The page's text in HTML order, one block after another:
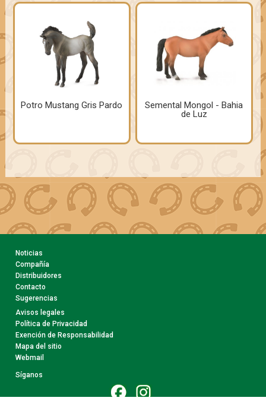
Potro Mustang Gris Pardo
Semental Mongol - Bahia
de Luz
Noticias
Compañía
Distribuidores
Contacto
Sugerencias
Avisos legales
Política de Privacidad
Exención de Responsabilidad
Mapa del sitio
Webmail
Síganos